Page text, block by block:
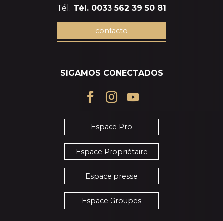
Tél. Tél. 0033 562 39 50 81
contacto
SIGAMOS CONECTADOS
Espace Pro
Espace Propriétaire
Espace presse
Espace Groupes